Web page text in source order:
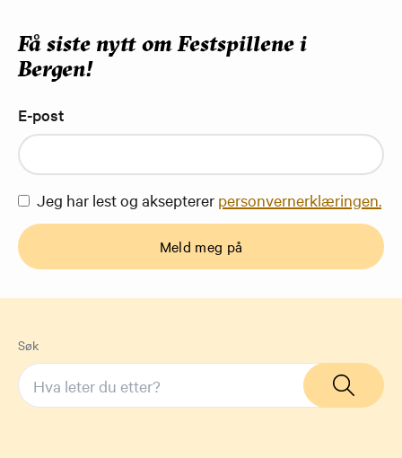
Få siste nytt om Festspillene i
Bergen!
E-post
Jeg har lest og aksepterer personvernerklæringen.
Meld meg på
Søk